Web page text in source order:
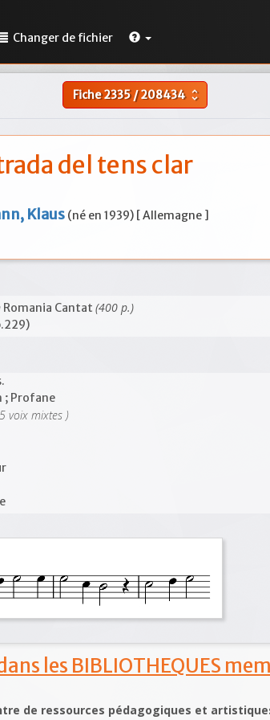
Changer de fichier
Fiche2335/208434 unfold_more
del tens clar
Klaus (né en 1939) [ Allemagne ]
Romania Cantat(400 p.)
; Profane
voix mixtes )
les BIBLIOTHEQUES
de ressources pédagogiques et